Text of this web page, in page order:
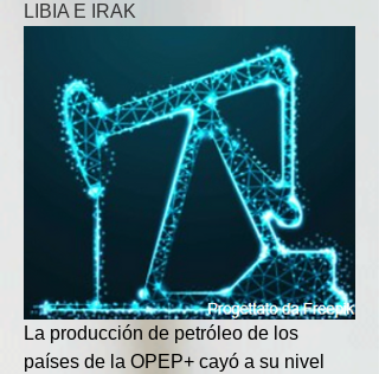
LIBIA E IRAK
La producción de petróleo de los
países de la OPEP+ cayó a su nivel